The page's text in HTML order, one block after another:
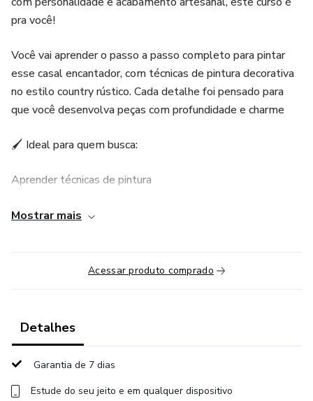
pra você!
Você vai aprender o passo a passo completo para pintar
esse casal encantador, com técnicas de pintura decorativa
no estilo country rústico. Cada detalhe foi pensado para
que você desenvolva peças com profundidade e charme
🖌 Ideal para quem busca:
Aprender técnicas de pintura
Criar decorações delicadas e cheias de significado
Aprimorar seu portfólio de peças decorativas
Mostrar mais
Acessar produto comprado
Detalhes
Garantia de 7 dias
Estude do seu jeito e em qualquer dispositivo